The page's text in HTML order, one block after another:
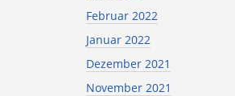
Februar 2022
Januar 2022
Dezember 2021
November 2021